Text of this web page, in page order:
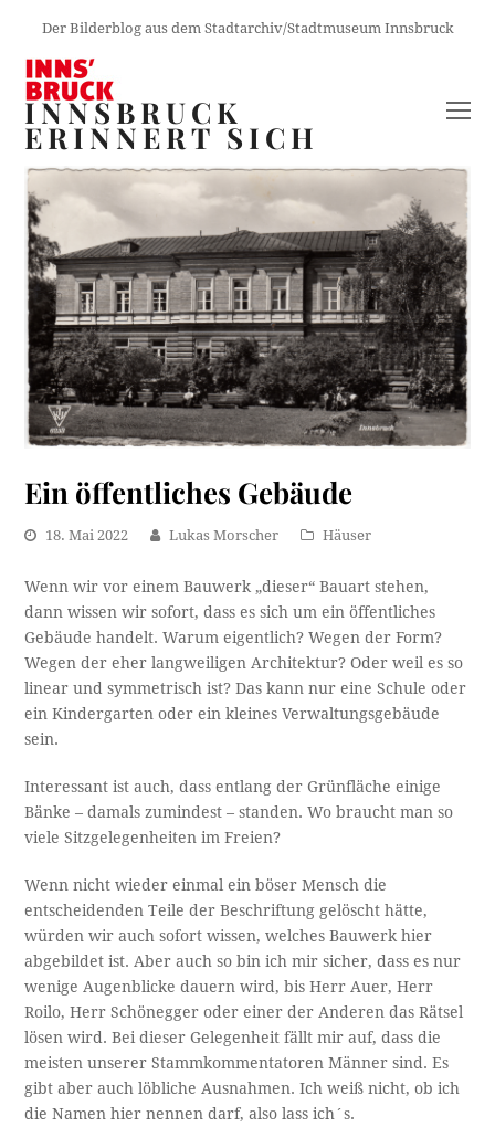
Der Bilderblog aus dem Stadtarchiv/Stadtmuseum Innsbruck
INNSBRUCK
ERINNERT SICH
Ein öffentliches Gebäude
18. Mai 2022 Lukas Morscher Häuser
Wenn wir vor einem Bauwerk „dieser“ Bauart stehen,
dann wissen wir sofort, dass es sich um ein öffentliches
Gebäude handelt. Warum eigentlich? Wegen der Form?
Wegen der eher langweiligen Architektur? Oder weil es so
linear und symmetrisch ist? Das kann nur eine Schule oder
ein Kindergarten oder ein kleines Verwaltungsgebäude
sein.
Interessant ist auch, dass entlang der Grünfläche einige
Bänke – damals zumindest – standen. Wo braucht man so
viele Sitzgelegenheiten im Freien?
Wenn nicht wieder einmal ein böser Mensch die
entscheidenden Teile der Beschriftung gelöscht hätte,
würden wir auch sofort wissen, welches Bauwerk hier
abgebildet ist. Aber auch so bin ich mir sicher, dass es nur
wenige Augenblicke dauern wird, bis Herr Auer, Herr
Roilo, Herr Schönegger oder einer der Anderen das Rätsel
lösen wird. Bei dieser Gelegenheit fällt mir auf, dass die
meisten unserer Stammkommentatoren Männer sind. Es
gibt aber auch löbliche Ausnahmen. Ich weiß nicht, ob ich
die Namen hier nennen darf, also lass ich´s.